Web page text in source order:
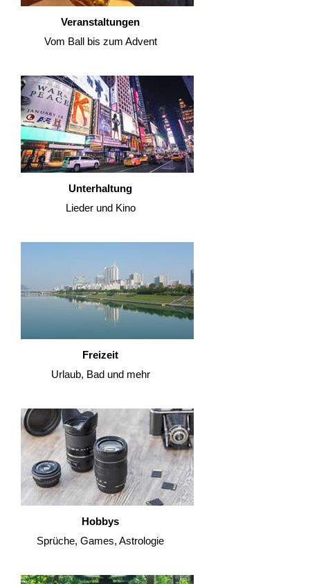
Veranstaltungen
Vom Ball bis zum Advent
Unterhaltung
Lieder und Kino
Freizeit
Urlaub, Bad und mehr
Hobbys
Sprüche, Games, Astrologie